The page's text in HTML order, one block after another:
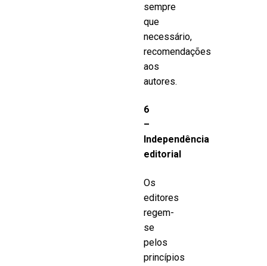
sempre
que
necessário,
recomendações
aos
autores.
6
–
Independência
editorial
Os
editores
regem-
se
pelos
princípios